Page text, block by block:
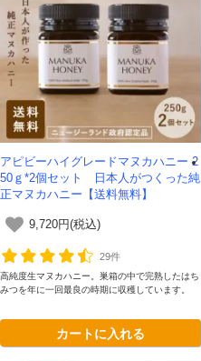
アピビーハイグレードマヌカハニー 2
50ｇ*2個セット 日本人がつくった純
正マヌカハニー【送料無料】
9,720円(税込)
29件
高純度生マヌカハニー。巣箱の中で完熟したはち
みつを年に一回最良の時期に収穫しています。
カートに入れる